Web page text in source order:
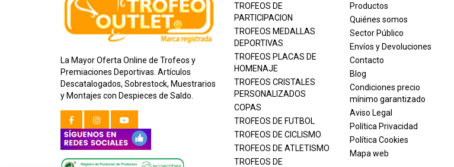
La Mayor Oferta Online de Trofeos y
Premiaciones Deportivas. Artículos
Descatalogados, Sobrestock, Muestrarios
y Montajes con Despieces de Saldo.
TROFEOS DE
PARTICIPACION
TROFEOS MEDALLAS
DEPORTIVAS
TROFEOS PLACAS DE
HOMENAJE
TROFEOS CRISTALES
PERSONALIZADOS
COPAS
TROFEOS DE FUTBOL
TROFEOS DE CICLISMO
TROFEOS DE ATLETISMO
TROFEOS DE
Productos
Quiénes somos
Sector Público
Envíos y Devoluciones
Contacto
Blog
Condiciones precio
mínimo garantizado
Aviso Legal
Política Privacidad
Política Cookies
Mapa web